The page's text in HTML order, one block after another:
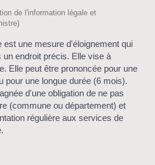
de l'information légale et
est une mesure d'éloignement qui
endroit précis. Elle vise à
Elle peut être prononcée pour une
pour une longue durée (6 mois).
d'une obligation de ne pas
(commune ou département) et
régulière aux services de